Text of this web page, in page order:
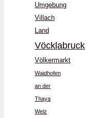
Umgebung
Villach
Land
Vöcklabruck
Völkermarkt
Waidhofen
an der
Thaya
Weiz